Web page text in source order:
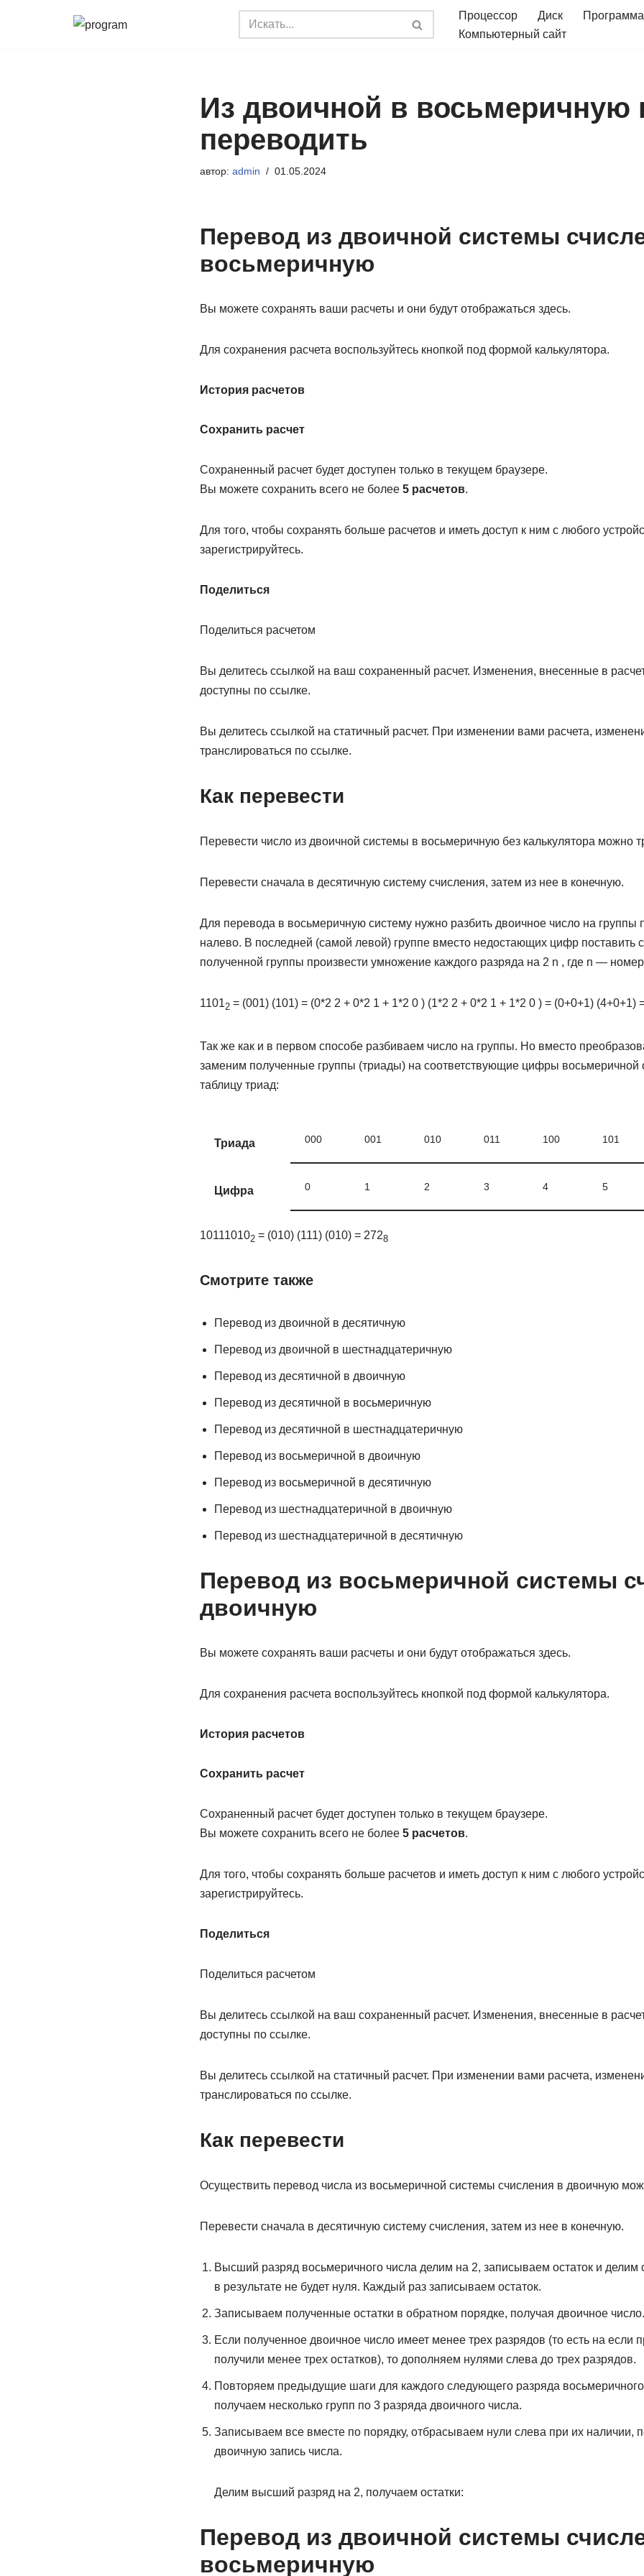
Процессор Диск
Программа
Компьютерный сайт
Из двоичной в восьмеричную
переводить
автор: admin 01.05.2024
Перевод из двоичной системы
восьмеричную
Вы можете сохранять ваши расчеты и они будут отображаться здесь.
Для сохранения расчета воспользуйтесь кнопкой под формой калькулятора.
История расчетов
Сохранить расчет
Сохраненный расчет будет доступен только в текущем браузере.
Вы можете сохранить всего не более 5 расчетов.
Для того, чтобы сохранять больше расчетов и иметь доступ к ним с любого
зарегистрируйтесь.
Поделиться
Поделиться расчетом
Вы делитесь ссылкой на ваш сохраненный расчет. Изменения, внесенные в
доступны по ссылке.
Вы делитесь ссылкой на статичный расчет. При изменении вами расчета,
транслироваться по ссылке.
Как перевести
Перевести число из двоичной системы в восьмеричную без калькулятора можно
Перевести сначала в десятичную систему счисления, затем из нее в конечную.
Для перевода в восьмеричную систему нужно разбить двоичное число на
налево. В последней (самой левой) группе вместо недостающих цифр поставить
полученной группы произвести умножение каждого разряда на 2 n , где n —
11012= (001) (101) = (0*2 2 + 0*2 1 + 1*2 0 ) (1*2 2 + 0*2 1 + 1*2 0 ) = (0+0+1) (4+0+1)
Так же как и в первом способе разбиваем число на группы. Но вместо
заменим полученные группы (триады) на соответствующие цифры восьмеричной
таблицу триад:
Триада 000 001 010 011 100 101
Цифра 0 1 2 3 4 5
101110102= (010) (111) (010) = 2728
Смотрите также
Перевод из двоичной в десятичную
Перевод из двоичной в шестнадцатеричную
Перевод из десятичной в двоичную
Перевод из десятичной в восьмеричную
Перевод из десятичной в шестнадцатеричную
Перевод из восьмеричной в двоичную
Перевод из восьмеричной в десятичную
Перевод из шестнадцатеричной в двоичную
Перевод из шестнадцатеричной в десятичную
Перевод из восьмеричной системы
двоичную
Вы можете сохранять ваши расчеты и они будут отображаться здесь.
Для сохранения расчета воспользуйтесь кнопкой под формой калькулятора.
История расчетов
Сохранить расчет
Сохраненный расчет будет доступен только в текущем браузере.
Вы можете сохранить всего не более 5 расчетов.
Для того, чтобы сохранять больше расчетов и иметь доступ к ним с любого
зарегистрируйтесь.
Поделиться
Поделиться расчетом
Вы делитесь ссылкой на ваш сохраненный расчет. Изменения, внесенные в
доступны по ссылке.
Вы делитесь ссылкой на статичный расчет. При изменении вами расчета,
транслироваться по ссылке.
Как перевести
Осуществить перевод числа из восьмеричной системы счисления в двоичную
Перевести сначала в десятичную систему счисления, затем из нее в конечную.
Высший разряд восьмеричного числа делим на 2, записываем остаток и делим
в результате не будет нуля. Каждый раз записываем остаток.
Записываем полученные остатки в обратном порядке, получая двоичное число.
Если полученное двоичное число имеет менее трех разрядов (то есть на
получили менее трех остатков), то дополняем нулями слева до трех разрядов.
Повторяем предыдущие шаги для каждого следующего разряда
получаем несколько групп по 3 разряда двоичного числа.
Записываем все вместе по порядку, отбрасываем нули слева при их наличии,
двоичную запись числа.
Делим высший разряд на 2, получаем остатки:
Перевод из двоичной системы
восьмеричную